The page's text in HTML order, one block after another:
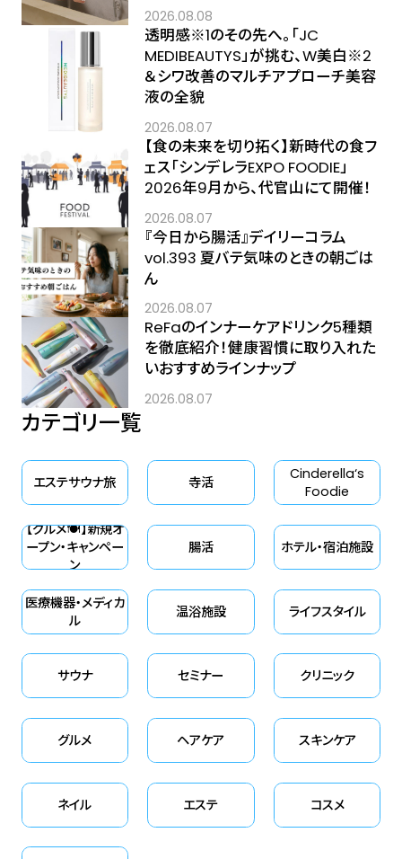
2026.08.08
透明感※1のその先へ――。「JC
MEDIBEAUTYS」が挑む、W美白※2
＆シワ改善のマルチアプローチ美容
液の全貌
2026.08.07
【食の未来を切り拓く】新時代の食フ
ェス「シンデレラEXPO FOODIE」
2026年9月から、代官山にて開催！
2026.08.07
『今日から腸活』デイリーコラム
vol.393 夏バテ気味のときの朝ごは
ん
2026.08.07
ReFaのインナーケアドリンク5種類
を徹底紹介！健康習慣に取り入れた
いおすすめラインナップ
2026.08.07
カテゴリ一覧
エステサウナ旅 寺活
Cinderella‘s
Foodie
【グルメ🍽】新規オ
ープン・キャンペー
ン
腸活 ホテル・宿泊施設
医療機器・メディカ
ル
温浴施設 ライフスタイル
サウナ セミナー クリニック
グルメ ヘアケア スキンケア
ネイル エステ コスメ